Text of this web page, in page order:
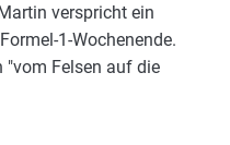
verspricht ein
1-Wochenende.
"vom Felsen auf die